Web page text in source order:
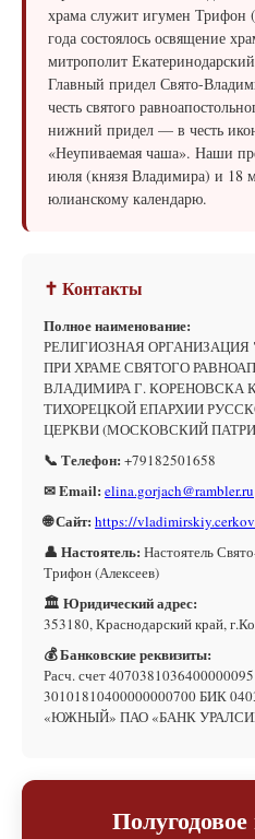
храма служит игумен Трифон
года состоялось освящение
митрополит
Главный придел Свято-
честь святого
нижний придел — в честь
«Неупиваемая чаша». Наши
июля (князя Владимира) и 18
юлианскому календарю.
✝ Контакты
Полное наименование:
РЕЛИГИОЗНАЯ ОРГАНИЗАЦИЯ
ПРИ ХРАМЕ СВЯТОГО
ВЛАДИМИРА Г. КОРЕНОВСКА
ТИХОРЕЦКОЙ ЕПАРХИИ
ЦЕРКВИ (МОСКОВСКИЙ
📞 Телефон: +79182501658
✉ Email: elina.gorjach@rambler.ru
🌐 Сайт: https://
👤 Настоятель: Настоятель
Трифон (Алексеев)
🏛 Юридический адрес:
353180, Краснодарский край,
💰 Банковские реквизиты:
Расч. счет
30101810400000000700 БИК
«ЮЖНЫЙ» ПАО «БАНК